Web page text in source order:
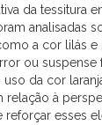
da tessitura
analisadas
a cor lilás e
ou suspense
da cor
relação à
esses